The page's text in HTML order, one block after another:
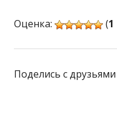
Оценка: (1
Поделись с друзьями